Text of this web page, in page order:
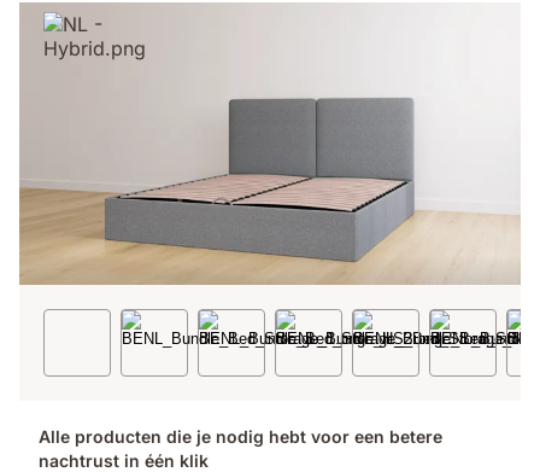
Alle producten die je nodig hebt voor een betere
nachtrust in één klik